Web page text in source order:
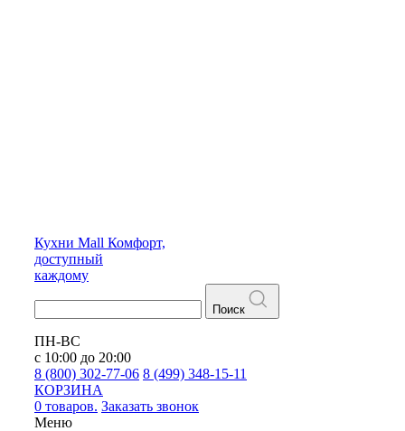
Кухни Mall Комфорт,
доступный
каждому
Поиск
ПН-ВС
с 10:00 до 20:00
8 (800) 302-77-06 8 (499) 348-15-11
КОРЗИНА
0 товаров. Заказать звонок
Меню